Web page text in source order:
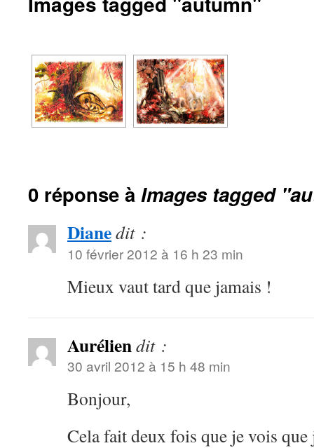
0 réponse à Images tagged
Dianedit :
10 février 2012 à 16 h 23 min
Mieux vaut tard que jamais !
Auréliendit :
30 avril 2012 à 15 h 48 min
Bonjour,
Cela fait deux fois que je vois que